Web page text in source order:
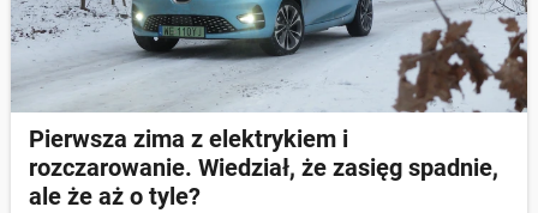
Pierwsza zima z elektrykiem i
rozczarowanie. Wiedział, że zasięg spadnie,
ale że aż o tyle?